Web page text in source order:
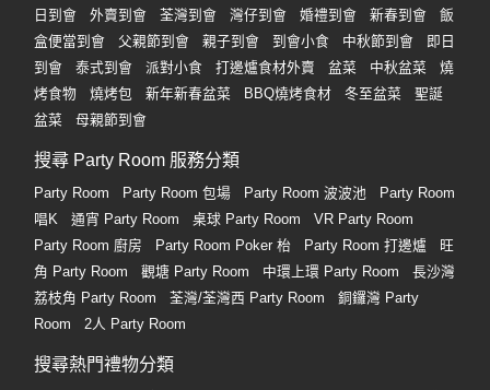
日到會
外賣到會 荃灣到會 灣仔到會 婚禮到會 新春到會
飯
盒便當到會
父親節到會 親子到會 到會小食 中秋節到會
即日
到會
泰式到會 派對小食 打邊爐食材外賣 盆菜 中秋盆菜
燒
烤食物
燒烤包 新年新春盆菜 BBQ燒烤食材 冬至盆菜
聖誕
盆菜
母親節到會
搜尋 Party Room 服務分類
Party Room Party Room 包場 Party Room 波波池
Party Room
唱K
通宵 Party Room 桌球 Party Room
VR Party Room
Party Room 廚房
Party Room Poker 枱 Party Room 打邊爐
旺
角 Party Room
觀塘 Party Room 中環上環 Party Room
長沙灣
荔枝角 Party Room
荃灣/荃灣西 Party Room
銅鑼灣 Party
Room
2人 Party Room
搜尋熱門禮物分類